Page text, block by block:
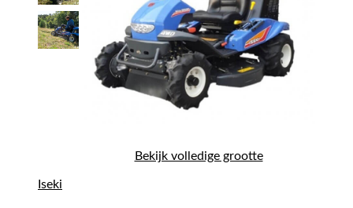
Bekijk volledige grootte
Iseki